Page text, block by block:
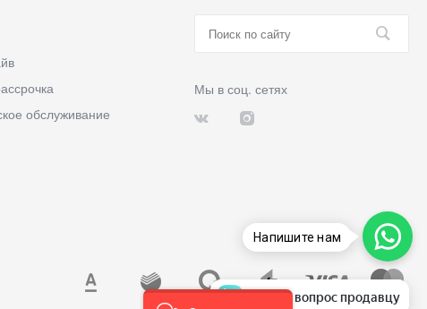
обслуживание
Мы в соц. сетях
Напишите нам
Задать вопрос продавцу